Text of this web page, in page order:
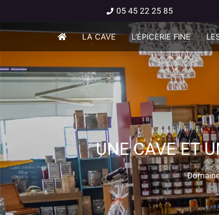
05 45 22 25 85
LA CAVE L’ÉPICERIE FINE
UNE CAVE ET